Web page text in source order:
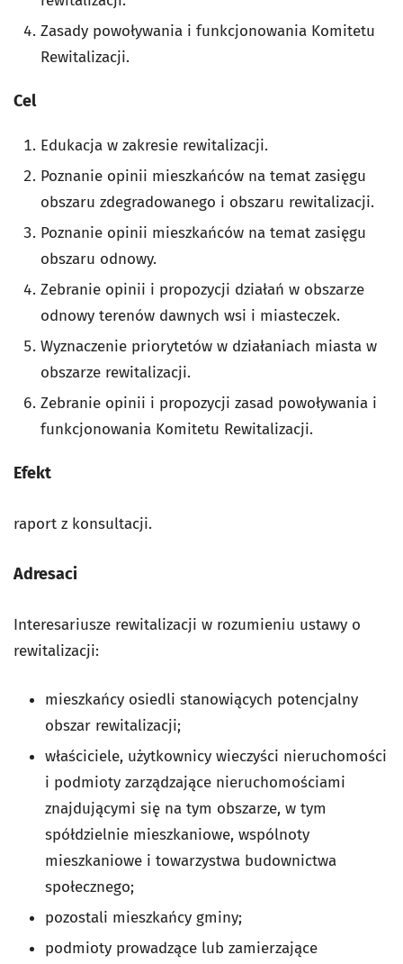
Zasady powoływania i funkcjonowania Komitetu
Rewitalizacji.
Cel
Edukacja w zakresie rewitalizacji.
Poznanie opinii mieszkańców na temat zasięgu
obszaru zdegradowanego i obszaru rewitalizacji.
Poznanie opinii mieszkańców na temat zasięgu
obszaru odnowy.
Zebranie opinii i propozycji działań w obszarze
odnowy terenów dawnych wsi i miasteczek.
Wyznaczenie priorytetów w działaniach miasta w
obszarze rewitalizacji.
Zebranie opinii i propozycji zasad powoływania i
funkcjonowania Komitetu Rewitalizacji.
Efekt
raport z konsultacji.
Adresaci
Interesariusze rewitalizacji w rozumieniu ustawy o
rewitalizacji:
mieszkańcy osiedli stanowiących potencjalny
obszar rewitalizacji;
właściciele, użytkownicy wieczyści nieruchomości
i podmioty zarządzające nieruchomościami
znajdującymi się na tym obszarze, w tym
spółdzielnie mieszkaniowe, wspólnoty
mieszkaniowe i towarzystwa budownictwa
społecznego;
pozostali mieszkańcy gminy;
podmioty prowadzące lub zamierzające